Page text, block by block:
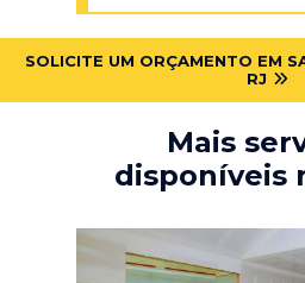
SOLICITE UM ORÇAMENTO EM
RJ
Mais
disponíveis